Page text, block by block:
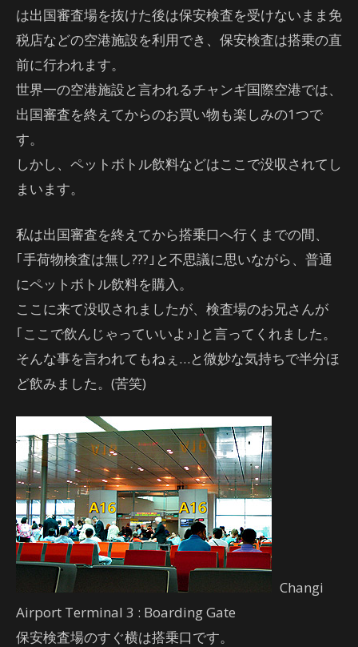
は出国審査場を抜けた後は保安検査を受けないまま免
税店などの空港施設を利用でき、保安検査は搭乗の直
前に行われます。
世界一の空港施設と言われるチャンギ国際空港では、
出国審査を終えてからのお買い物も楽しみの1つで
す。
しかし、ペットボトル飲料などはここで没収されてし
まいます。
私は出国審査を終えてから搭乗口へ行くまでの間、
｢手荷物検査は無し???｣と不思議に思いながら、普通
にペットボトル飲料を購入。
ここに来て没収されましたが、検査場のお兄さんが
｢ここで飲んじゃっていいよ♪｣と言ってくれました。
そんな事を言われてもねぇ…と微妙な気持ちで半分ほ
ど飲みました。(苦笑)
Changi
Airport Terminal 3 : Boarding Gate
保安検査場のすぐ横は搭乗口です。